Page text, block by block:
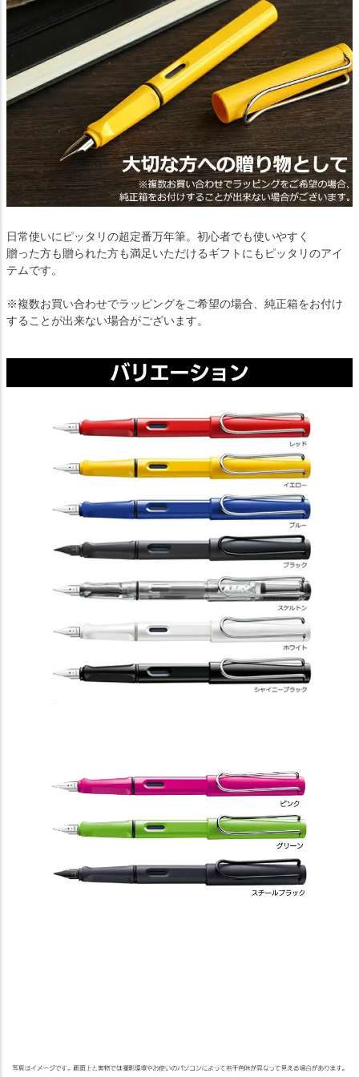
日常使いにピッタリの超定番万年筆。初心者でも使いやすく
贈った方も贈られた方も満足いただけるギフトにもピッタリのアイ
テムです。
※複数お買い合わせでラッピングをご希望の場合、純正箱をお付け
することが出来ない場合がございます。